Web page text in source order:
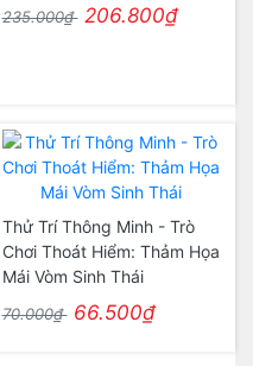
235.000₫ 206.800₫
Thử Trí Thông Minh - Trò
Chơi Thoát Hiểm: Thảm Họa
Mái Vòm Sinh Thái
70.000₫ 66.500₫